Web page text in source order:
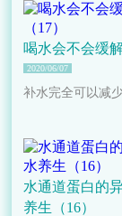
喝水会不会缓
2020/06/07
补水完全可以减
水通道蛋白的
养生（16）